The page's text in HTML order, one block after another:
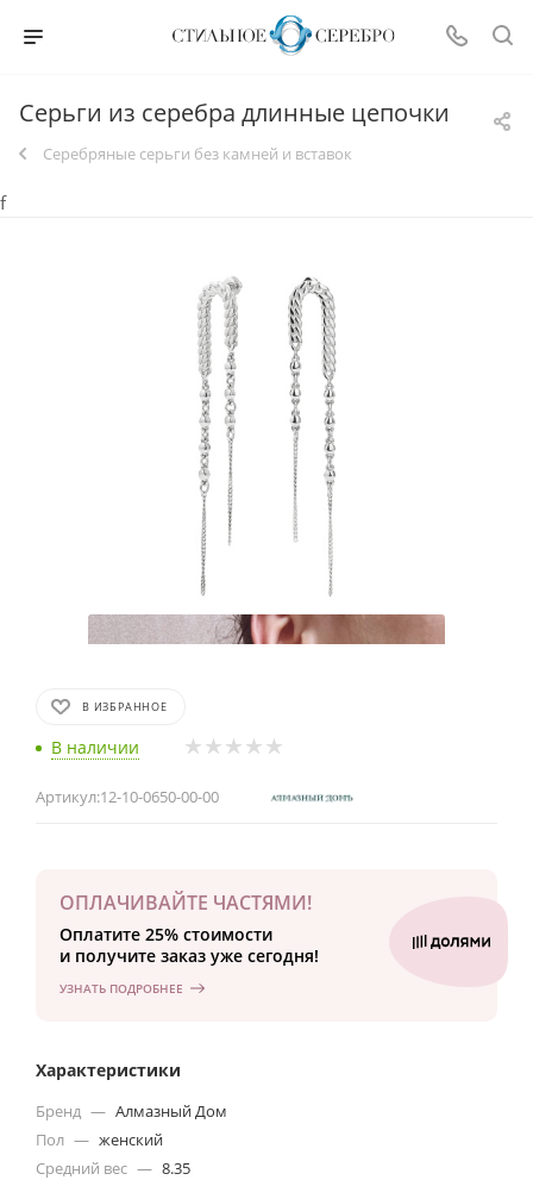
Серьги из серебра длинные цепочки
Серебряные серьги без камней и вставок
f
В ИЗБРАННОЕ
В наличии
Артикул:12-10-0650-00-00
ОПЛАЧИВАЙТЕ ЧАСТЯМИ!
Оплатите 25% стоимости
и получите заказ уже сегодня!
УЗНАТЬ ПОДРОБНЕЕ
Характеристики
Бренд — Алмазный Дом
Пол — женский
Средний вес — 8.35